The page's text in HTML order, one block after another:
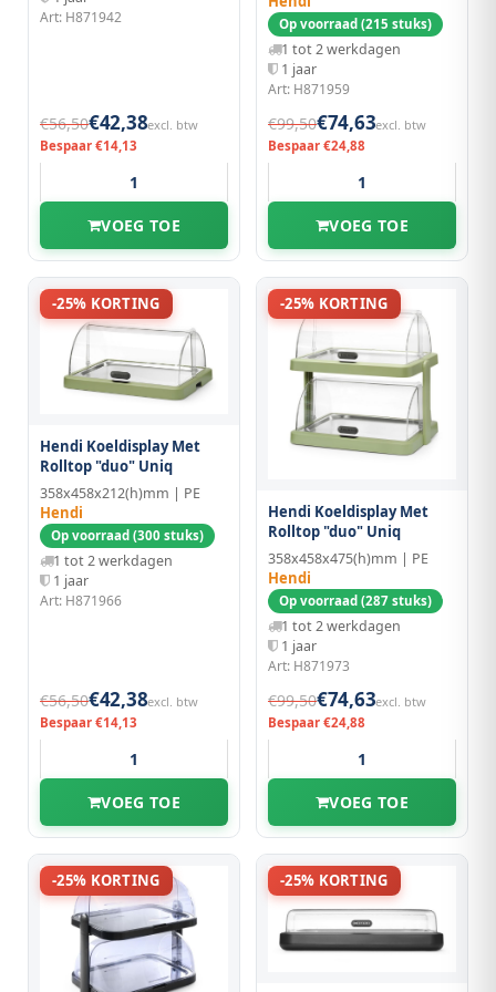
Art: H871942
€56,50€42,38excl. btw
Bespaar €14,13
VOEG TOE
Op voorraad (215 stuks)
1 tot 2 werkdagen
1 jaar
Art: H871959
€99,50€74,63excl. btw
Bespaar €24,88
VOEG TOE
-25% KORTING
Hendi Koeldisplay Met
Rolltop "duo" Uniq
358x458x212(h)mm | PE
Hendi
Op voorraad (300 stuks)
1 tot 2 werkdagen
1 jaar
Art: H871966
€56,50€42,38excl. btw
Bespaar €14,13
VOEG TOE
-25% KORTING
Hendi Koeldisplay Met
Rolltop "duo" Uniq
358x458x475(h)mm | PE
Hendi
Op voorraad (287 stuks)
1 tot 2 werkdagen
1 jaar
Art: H871973
€99,50€74,63excl. btw
Bespaar €24,88
VOEG TOE
-25% KORTING -25% KORTING